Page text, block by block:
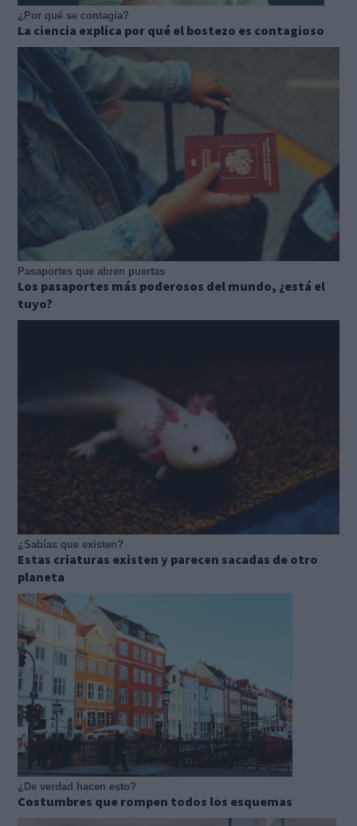
¿Por qué se contagia?
La ciencia explica por qué el bostezo es contagioso
Pasaportes que abren puertas
Los pasaportes más poderosos del mundo, ¿está el
tuyo?
¿Sabías que existen?
Estas criaturas existen y parecen sacadas de otro
planeta
¿De verdad hacen esto?
Costumbres que rompen todos los esquemas